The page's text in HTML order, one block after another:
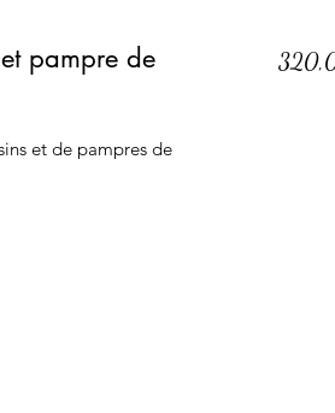
pampre de
et de pampres de